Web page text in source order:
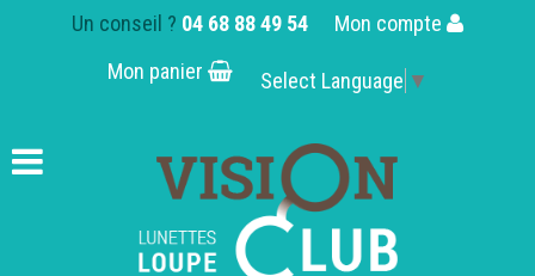
Un conseil ? 04 68 88 49 54
Mon compte
Mon panier
Select Language ▼